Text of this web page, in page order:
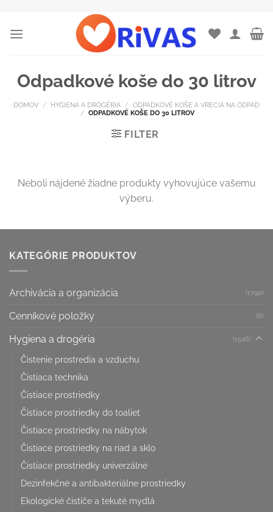
content
Odpadkové koše do 30 litrov
DOMOV / HYGIENA A DROGÉRIA / ODPADKOVÉ KOŠE A VRECIA NA ODPAD
/ ODPADKOVÉ KOŠE DO 30 LITROV
FILTER
Neboli nájdené žiadne produkty vyhovujúce vašemu
výberu.
KATEGÓRIE PRODUKTOV
Archivácia a organizácia (1790)
Cenníkové položky (6)
Hygiena a drogéria (1546)
Čistenie prostredia a vzduchu
Čistiaca technika
Čistiace prostriedky
Čistiace prostriedky do toaliet
Čistiace prostriedky na nábytok
Čistiace prostriedky na riad a sklo
Čistiace prostriedky univerzálne
Dezinfekčné a antibakteriálne prostriedky
Ekologické čističe a tekuté mydlá